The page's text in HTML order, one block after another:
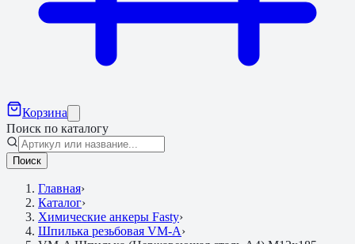
Корзина
Поиск по каталогу
Поиск
Главная›
Каталог›
Химические анкеры Fasty›
Шпилька резьбовая VM-A›